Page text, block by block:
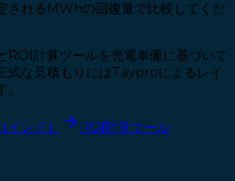
されるMWhの回復量で比較してくだ
ROI計算ツールを売電単価に基づいて
式な見積もりにはTayproによるレイ
ンド）
ROI計算ツール